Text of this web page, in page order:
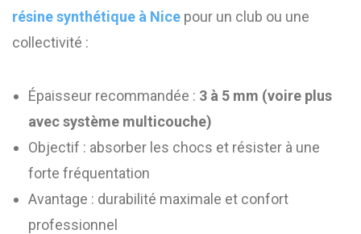
résine synthétique à Nice pour un club ou une
collectivité :
Épaisseur recommandée : 3 à 5 mm (voire plus
avec système multicouche)
Objectif : absorber les chocs et résister à une
forte fréquentation
Avantage : durabilité maximale et confort
professionnel